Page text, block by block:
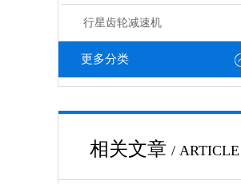
行星齿轮减速机
更多分类
相关文章 / ARTICLE